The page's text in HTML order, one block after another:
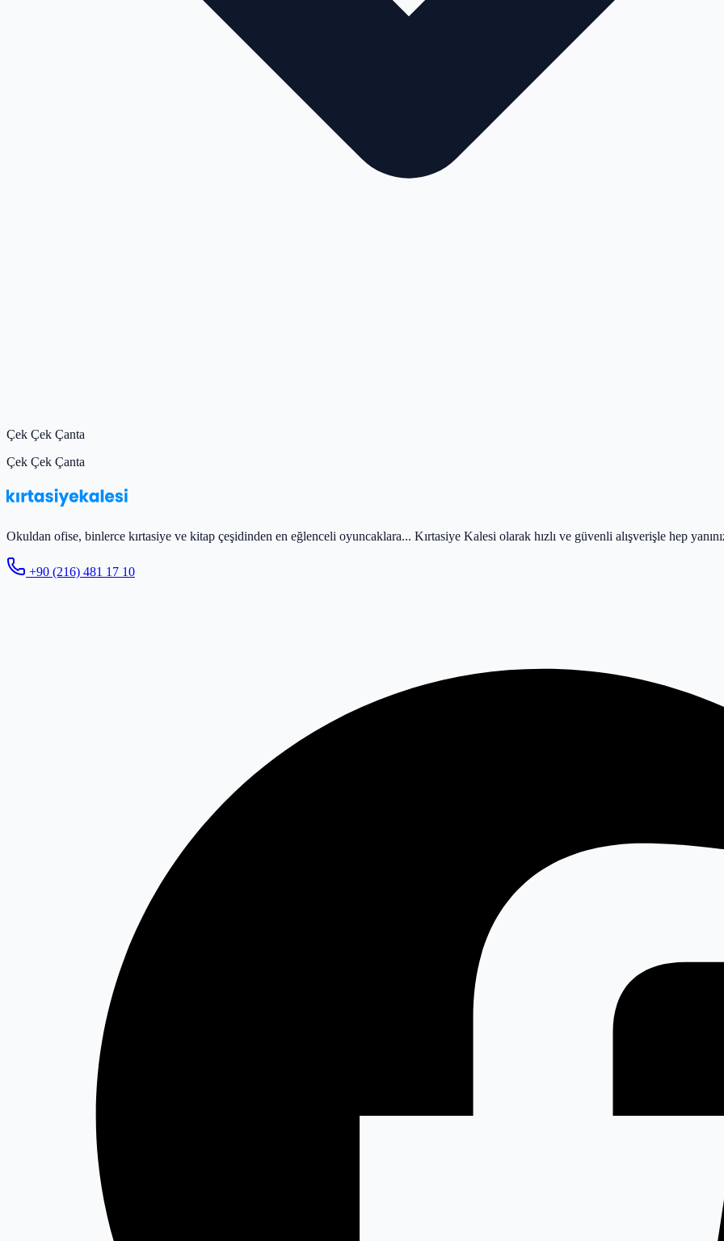
Çek Çek Çanta
Çek Çek Çanta
Okuldan ofise, binlerce kırtasiye ve kitap çeşidinden en eğlenceli oyuncaklara... Kırtasiye Kalesi olarak hızlı ve güvenli alışverişle hep
+90 (216) 481 17 10